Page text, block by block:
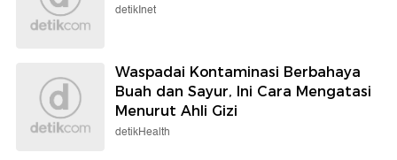
detikInet
Waspadai Kontaminasi Berbahaya
Buah dan Sayur, Ini Cara Mengatasi
Menurut Ahli Gizi
detikHealth